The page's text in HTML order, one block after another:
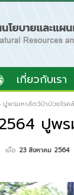
เกี่ยวกับเรา
ปูพรมหาสัตว์ป่าป่วยโรค
ปูพ
เมื่อ 23 สิงหาคม 2564